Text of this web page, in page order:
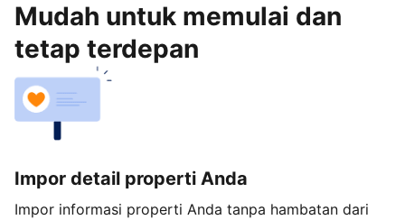
Mudah untuk memulai dan
tetap terdepan
Impor detail properti Anda
Impor informasi properti Anda tanpa hambatan dari